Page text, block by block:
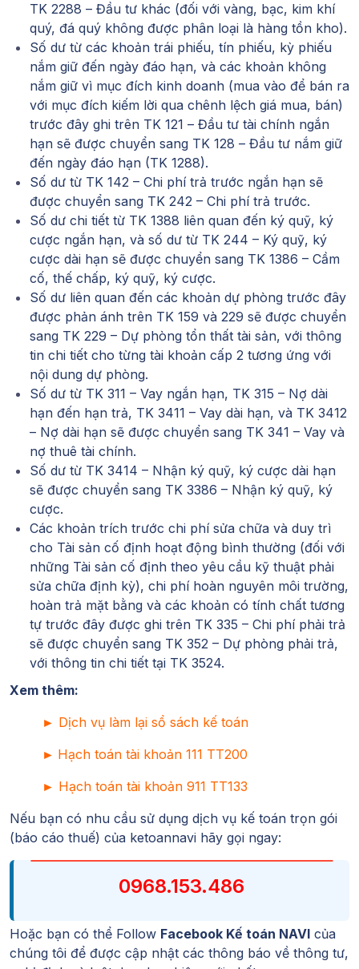
TK 2288 – Đầu tư khác (đối với vàng, bạc, kim khí
quý, đá quý không được phân loại là hàng tồn kho).
Số dư từ các khoản trái phiếu, tín phiếu, kỳ phiếu
nắm giữ đến ngày đáo hạn, và các khoản không
nắm giữ vì mục đích kinh doanh (mua vào để bán ra
với mục đích kiếm lời qua chênh lệch giá mua, bán)
trước đây ghi trên TK 121 – Đầu tư tài chính ngắn
hạn sẽ được chuyển sang TK 128 – Đầu tư nắm giữ
đến ngày đáo hạn (TK 1288).
Số dư từ TK 142 – Chi phí trả trước ngắn hạn sẽ
được chuyển sang TK 242 – Chi phí trả trước.
Số dư chi tiết từ TK 1388 liên quan đến ký quỹ, ký
cược ngắn hạn, và số dư từ TK 244 – Ký quỹ, ký
cược dài hạn sẽ được chuyển sang TK 1386 – Cầm
cố, thế chấp, ký quỹ, ký cược.
Số dư liên quan đến các khoản dự phòng trước đây
được phản ánh trên TK 159 và 229 sẽ được chuyển
sang TK 229 – Dự phòng tổn thất tài sản, với thông
tin chi tiết cho từng tài khoản cấp 2 tương ứng với
nội dung dự phòng.
Số dư từ TK 311 – Vay ngắn hạn, TK 315 – Nợ dài
hạn đến hạn trả, TK 3411 – Vay dài hạn, và TK 3412
– Nợ dài hạn sẽ được chuyển sang TK 341 – Vay và
nợ thuê tài chính.
Số dư từ TK 3414 – Nhận ký quỹ, ký cược dài hạn
sẽ được chuyển sang TK 3386 – Nhận ký quỹ, ký
cược.
Các khoản trích trước chi phí sửa chữa và duy trì
cho Tài sản cố định hoạt động bình thường (đối với
những Tài sản cố định theo yêu cầu kỹ thuật phải
sửa chữa định kỳ), chi phí hoàn nguyên môi trường,
hoàn trả mặt bằng và các khoản có tính chất tương
tự trước đây được ghi trên TK 335 – Chi phí phải trả
sẽ được chuyển sang TK 352 – Dự phòng phải trả,
với thông tin chi tiết tại TK 3524.
Xem thêm:
► Dịch vụ làm lại sổ sách kế toán
► Hạch toán tài khoản 111 TT200
► Hạch toán tài khoản 911 TT133
Nếu bạn có nhu cầu sử dụng dịch vụ kế toán trọn gói
(báo cáo thuế) của ketoannavi hãy gọi ngay:
0968.153.486
Hoặc bạn có thể Follow Facebook Kế toán NAVI của
chúng tôi để được cập nhật các thông báo về thông tư,